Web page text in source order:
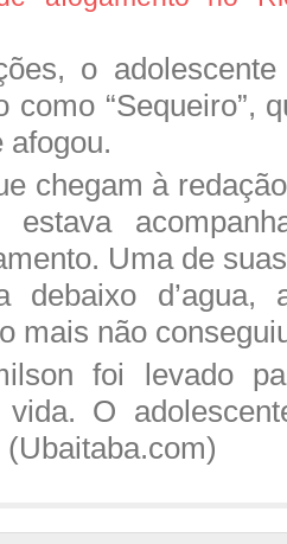
o
como “Sequeiro”,
afogou.
chegam à
Uma de
debaixo d’agua,
mais não
foi levado
O